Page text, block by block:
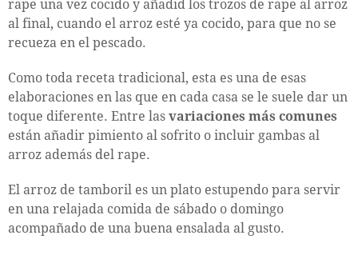
rape una vez cocido y añadid los trozos de rape al arroz
al final, cuando el arroz esté ya cocido, para que no se
recueza en el pescado.
Como toda receta tradicional, esta es una de esas
elaboraciones en las que en cada casa se le suele dar un
toque diferente. Entre las variaciones más comunes
están añadir pimiento al sofrito o incluir gambas al
arroz además del rape.
El arroz de tamboril es un plato estupendo para servir
en una relajada comida de sábado o domingo
acompañado de una buena ensalada al gusto.